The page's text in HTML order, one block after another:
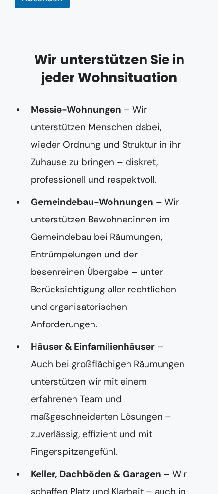
Wir unterstützen Sie in
jeder Wohnsituation
Messie-Wohnungen – Wir
unterstützen Menschen dabei,
wieder Ordnung und Struktur in ihr
Zuhause zu bringen – diskret,
professionell und respektvoll.
Gemeindebau-Wohnungen – Wir
unterstützen Bewohner:innen im
Gemeindebau bei Räumungen,
Entrümpelungen und der
besenreinen Übergabe – unter
Berücksichtigung aller rechtlichen
und organisatorischen
Anforderungen.
Häuser & Einfamilienhäuser –
Auch bei großflächigen Räumungen
unterstützen wir mit einem
erfahrenen Team und
maßgeschneiderten Lösungen –
zuverlässig, effizient und mit
Fingerspitzengefühl.
Keller, Dachböden & Garagen – Wir
schaffen Platz und Klarheit – auch in